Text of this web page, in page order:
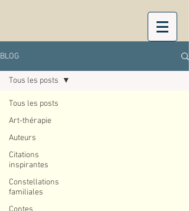
BLOG
Tous les posts
Art-thérapie
Auteurs
Citations
inspirantes
Constellations
familiales
Tous les posts